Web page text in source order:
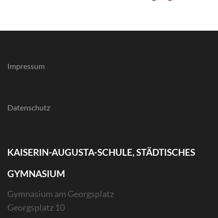
Impressum
Datenschutz
KAISERIN-AUGUSTA-SCHULE, STÄDTISCHES
GYMNASIUM
Gymnasium am Georgsplatz
Georgsplatz 10